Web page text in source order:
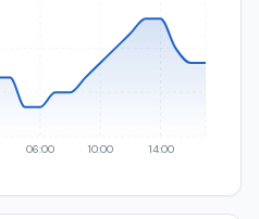
06:00 10:00 14:00